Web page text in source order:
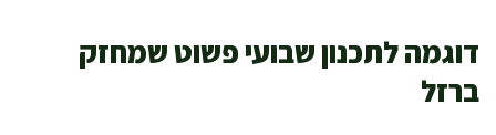
דוגמה לתכנון שבועי פשוט שמחזק
ברזל